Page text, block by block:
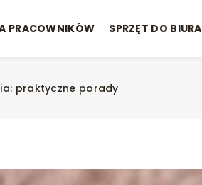
PRACOWNIKÓW SPRZĘT DO BIURA
praktyczne porady